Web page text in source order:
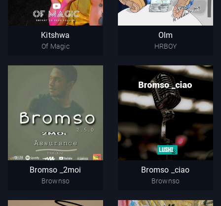
Kitshwa
Of Magic
Kitshwa
Of Magic
Olm
HRBOY
Olm
HRBOY
Bromso _2moi
Brownso
Bromso _2moi
Brownso
Bromso _ciao
Brownso
Bromso _ciao
Brownso